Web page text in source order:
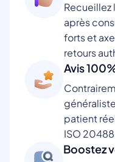
Recueillez
après
forts et
retours
Avis
patient
ISO
Boostez